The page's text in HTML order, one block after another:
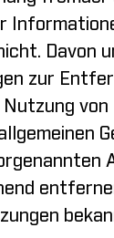
Davon
zur